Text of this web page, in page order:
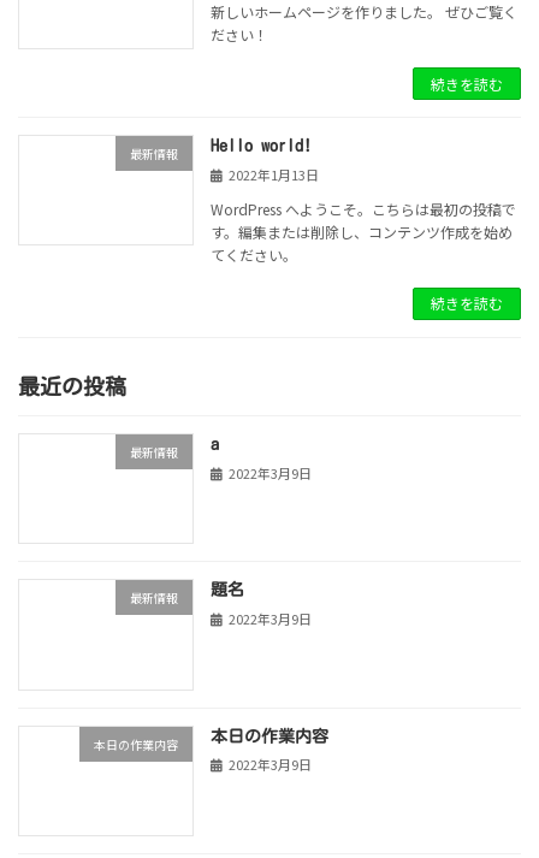
新しいホームページを作りました。 ぜひご覧く
ださい！
続きを読む
最新情報 Hello world!
2022年1月13日
WordPress へようこそ。こちらは最初の投稿で
す。編集または削除し、コンテンツ作成を始め
てください。
続きを読む
最近の投稿
最新情報 a
2022年3月9日
最新情報 題名
2022年3月9日
本日の作業内容 本日の作業内容
2022年3月9日